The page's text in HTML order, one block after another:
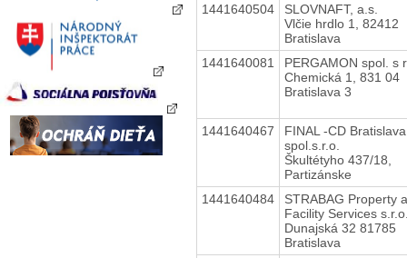
1441640504
SLOVNAFT, a.s.
Vlčie hrdlo 1, 82412
Bratislava
1441640081
PERGAMON spol. s
Chemická 1, 831 04
Bratislava 3
1441640467
FINAL -CD Bratislava
spol.s.r.o.
Škultétyho 437/18,
Partizánske
1441640484
STRABAG Property
Facility Services
Dunajská 32 81785
Bratislava